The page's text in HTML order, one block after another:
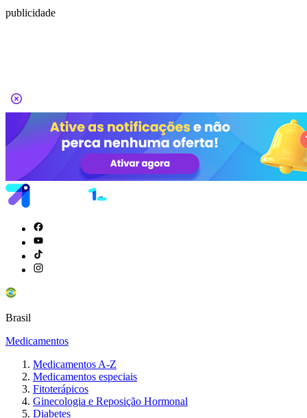
publicidade
Brasil
Medicamentos
Medicamentos A-Z
Medicamentos especiais
Fitoterápicos
Ginecologia e Reposição Hormonal
Diabetes